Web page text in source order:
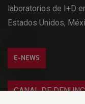
laboratorios de I+D
Estados Unidos,
E-NEWS
CANAL DE